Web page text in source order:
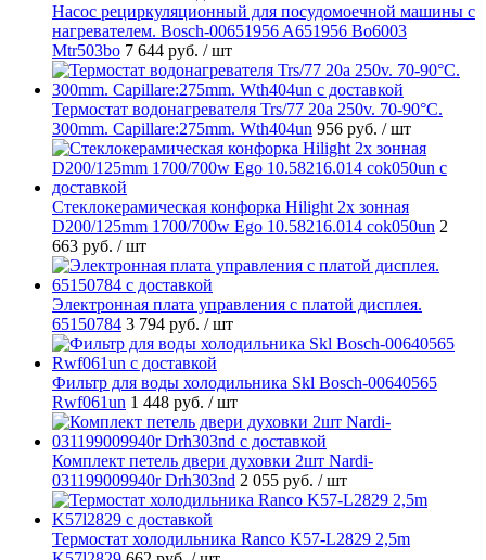
Насос рециркуляционный для посудомоечной машины с
нагревателем. Bosch-00651956 A651956 Bo6003
Mtr503bo 7 644 руб. / шт
Термостат водонагревателя Trs/77 20a 250v. 70-90°C.
300mm. Capillare:275mm. Wth404un 956 руб. / шт
Стеклокерамическая конфорка Hilight 2х зонная
D200/125mm 1700/700w Ego 10.58216.014 cok050un 2
663 руб. / шт
Электронная плата управления с платой дисплея.
65150784 3 794 руб. / шт
Фильтр для воды холодильника Skl Bosch-00640565
Rwf061un 1 448 руб. / шт
Комплект петель двери духовки 2шт Nardi-
031199009940r Drh303nd 2 055 руб. / шт
Термостат холодильника Ranco K57-L2829 2,5m